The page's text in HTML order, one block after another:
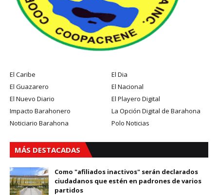
El Caribe
El Dia
El Guazarero
El Nacional
El Nuevo Diario
El Playero Digital
Impacto Barahonero
La Opción Digital de Barahona
Noticiario Barahona
Polo Noticias
MÁS DESTACADAS
Como "afiliados inactivos" serán declarados
ciudadanos que estén en padrones de varios
partidos